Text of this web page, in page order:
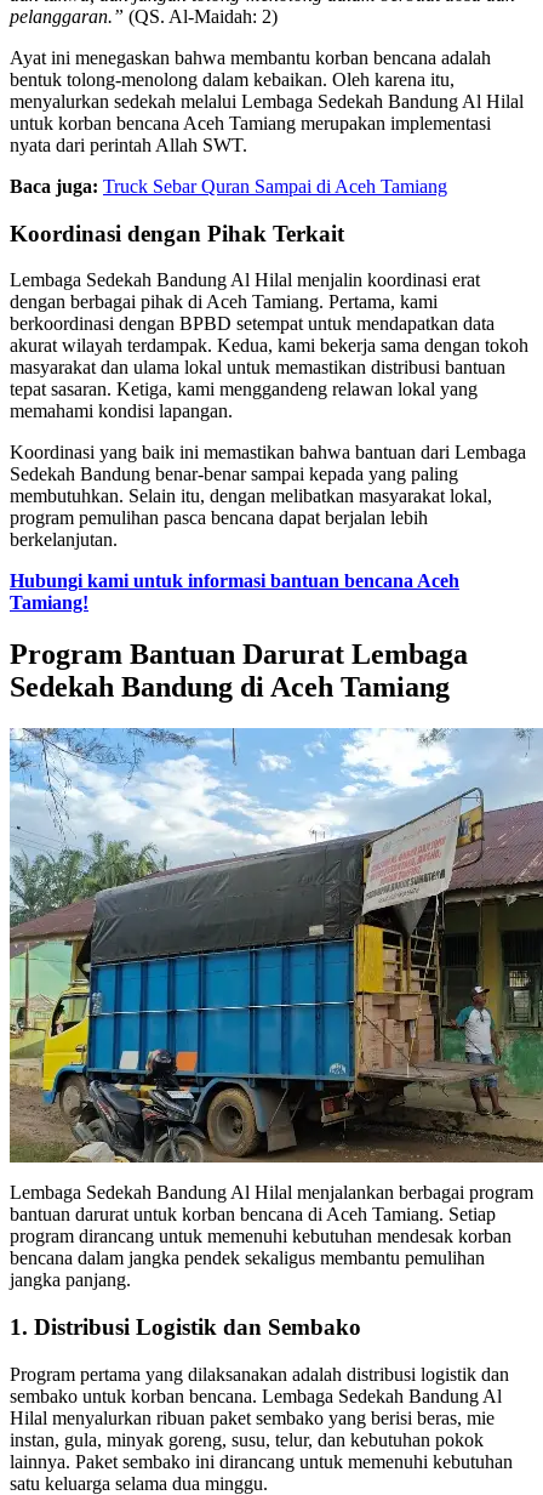
pelanggaran.” (QS. Al-Maidah: 2)
Ayat ini menegaskan bahwa membantu korban bencana adalah
bentuk tolong-menolong dalam kebaikan. Oleh karena itu,
menyalurkan sedekah melalui Lembaga Sedekah Bandung Al Hilal
untuk korban bencana Aceh Tamiang merupakan implementasi
nyata dari perintah Allah SWT.
Baca juga: Truck Sebar Quran Sampai di Aceh Tamiang
Koordinasi dengan Pihak Terkait
Lembaga Sedekah Bandung Al Hilal menjalin koordinasi erat
dengan berbagai pihak di Aceh Tamiang. Pertama, kami
berkoordinasi dengan BPBD setempat untuk mendapatkan data
akurat wilayah terdampak. Kedua, kami bekerja sama dengan tokoh
masyarakat dan ulama lokal untuk memastikan distribusi bantuan
tepat sasaran. Ketiga, kami menggandeng relawan lokal yang
memahami kondisi lapangan.
Koordinasi yang baik ini memastikan bahwa bantuan dari Lembaga
Sedekah Bandung benar-benar sampai kepada yang paling
membutuhkan. Selain itu, dengan melibatkan masyarakat lokal,
program pemulihan pasca bencana dapat berjalan lebih
berkelanjutan.
Hubungi kami untuk informasi bantuan bencana Aceh
Tamiang!
Program Bantuan Darurat Lembaga
Sedekah Bandung di Aceh Tamiang
Lembaga Sedekah Bandung Al Hilal menjalankan berbagai program
bantuan darurat untuk korban bencana di Aceh Tamiang. Setiap
program dirancang untuk memenuhi kebutuhan mendesak korban
bencana dalam jangka pendek sekaligus membantu pemulihan
jangka panjang.
1. Distribusi Logistik dan Sembako
Program pertama yang dilaksanakan adalah distribusi logistik dan
sembako untuk korban bencana. Lembaga Sedekah Bandung Al
Hilal menyalurkan ribuan paket sembako yang berisi beras, mie
instan, gula, minyak goreng, susu, telur, dan kebutuhan pokok
lainnya. Paket sembako ini dirancang untuk memenuhi kebutuhan
satu keluarga selama dua minggu.